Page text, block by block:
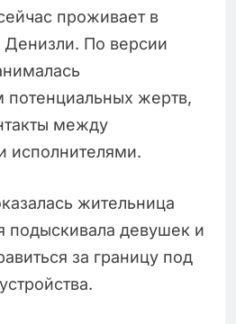
проживает в
Денизли. По версии
жертв,
между
исполнителями.
жительница
подыскивала девушек и
за границу под